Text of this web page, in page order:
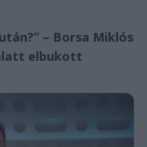
– Borsa Miklós
elbukott